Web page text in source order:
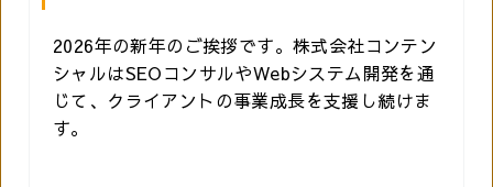
2026年の新年のご挨拶です。株式会社コンテン
シャルはSEOコンサルやWebシステム開発を通
じて、クライアントの事業成長を支援し続けま
す。